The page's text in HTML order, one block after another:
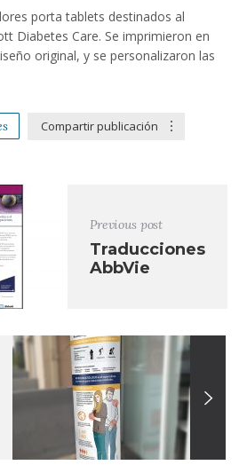
porta tablets destinados al
Diabetes Care. Se imprimieron en
original, y se personalizaron las
Compartir publicación
Previous post
Traducciones
AbbVie